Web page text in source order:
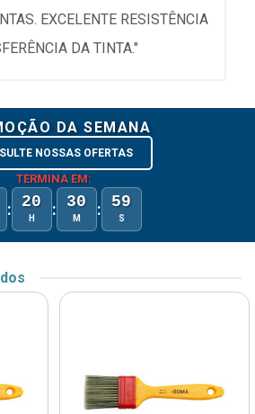
EXCELENTE RESISTÊNCIA
DA TINTA."
DA SEMANA
NOSSAS OFERTAS
TERMINA EM:
: 20
H : 30
M : 59
S